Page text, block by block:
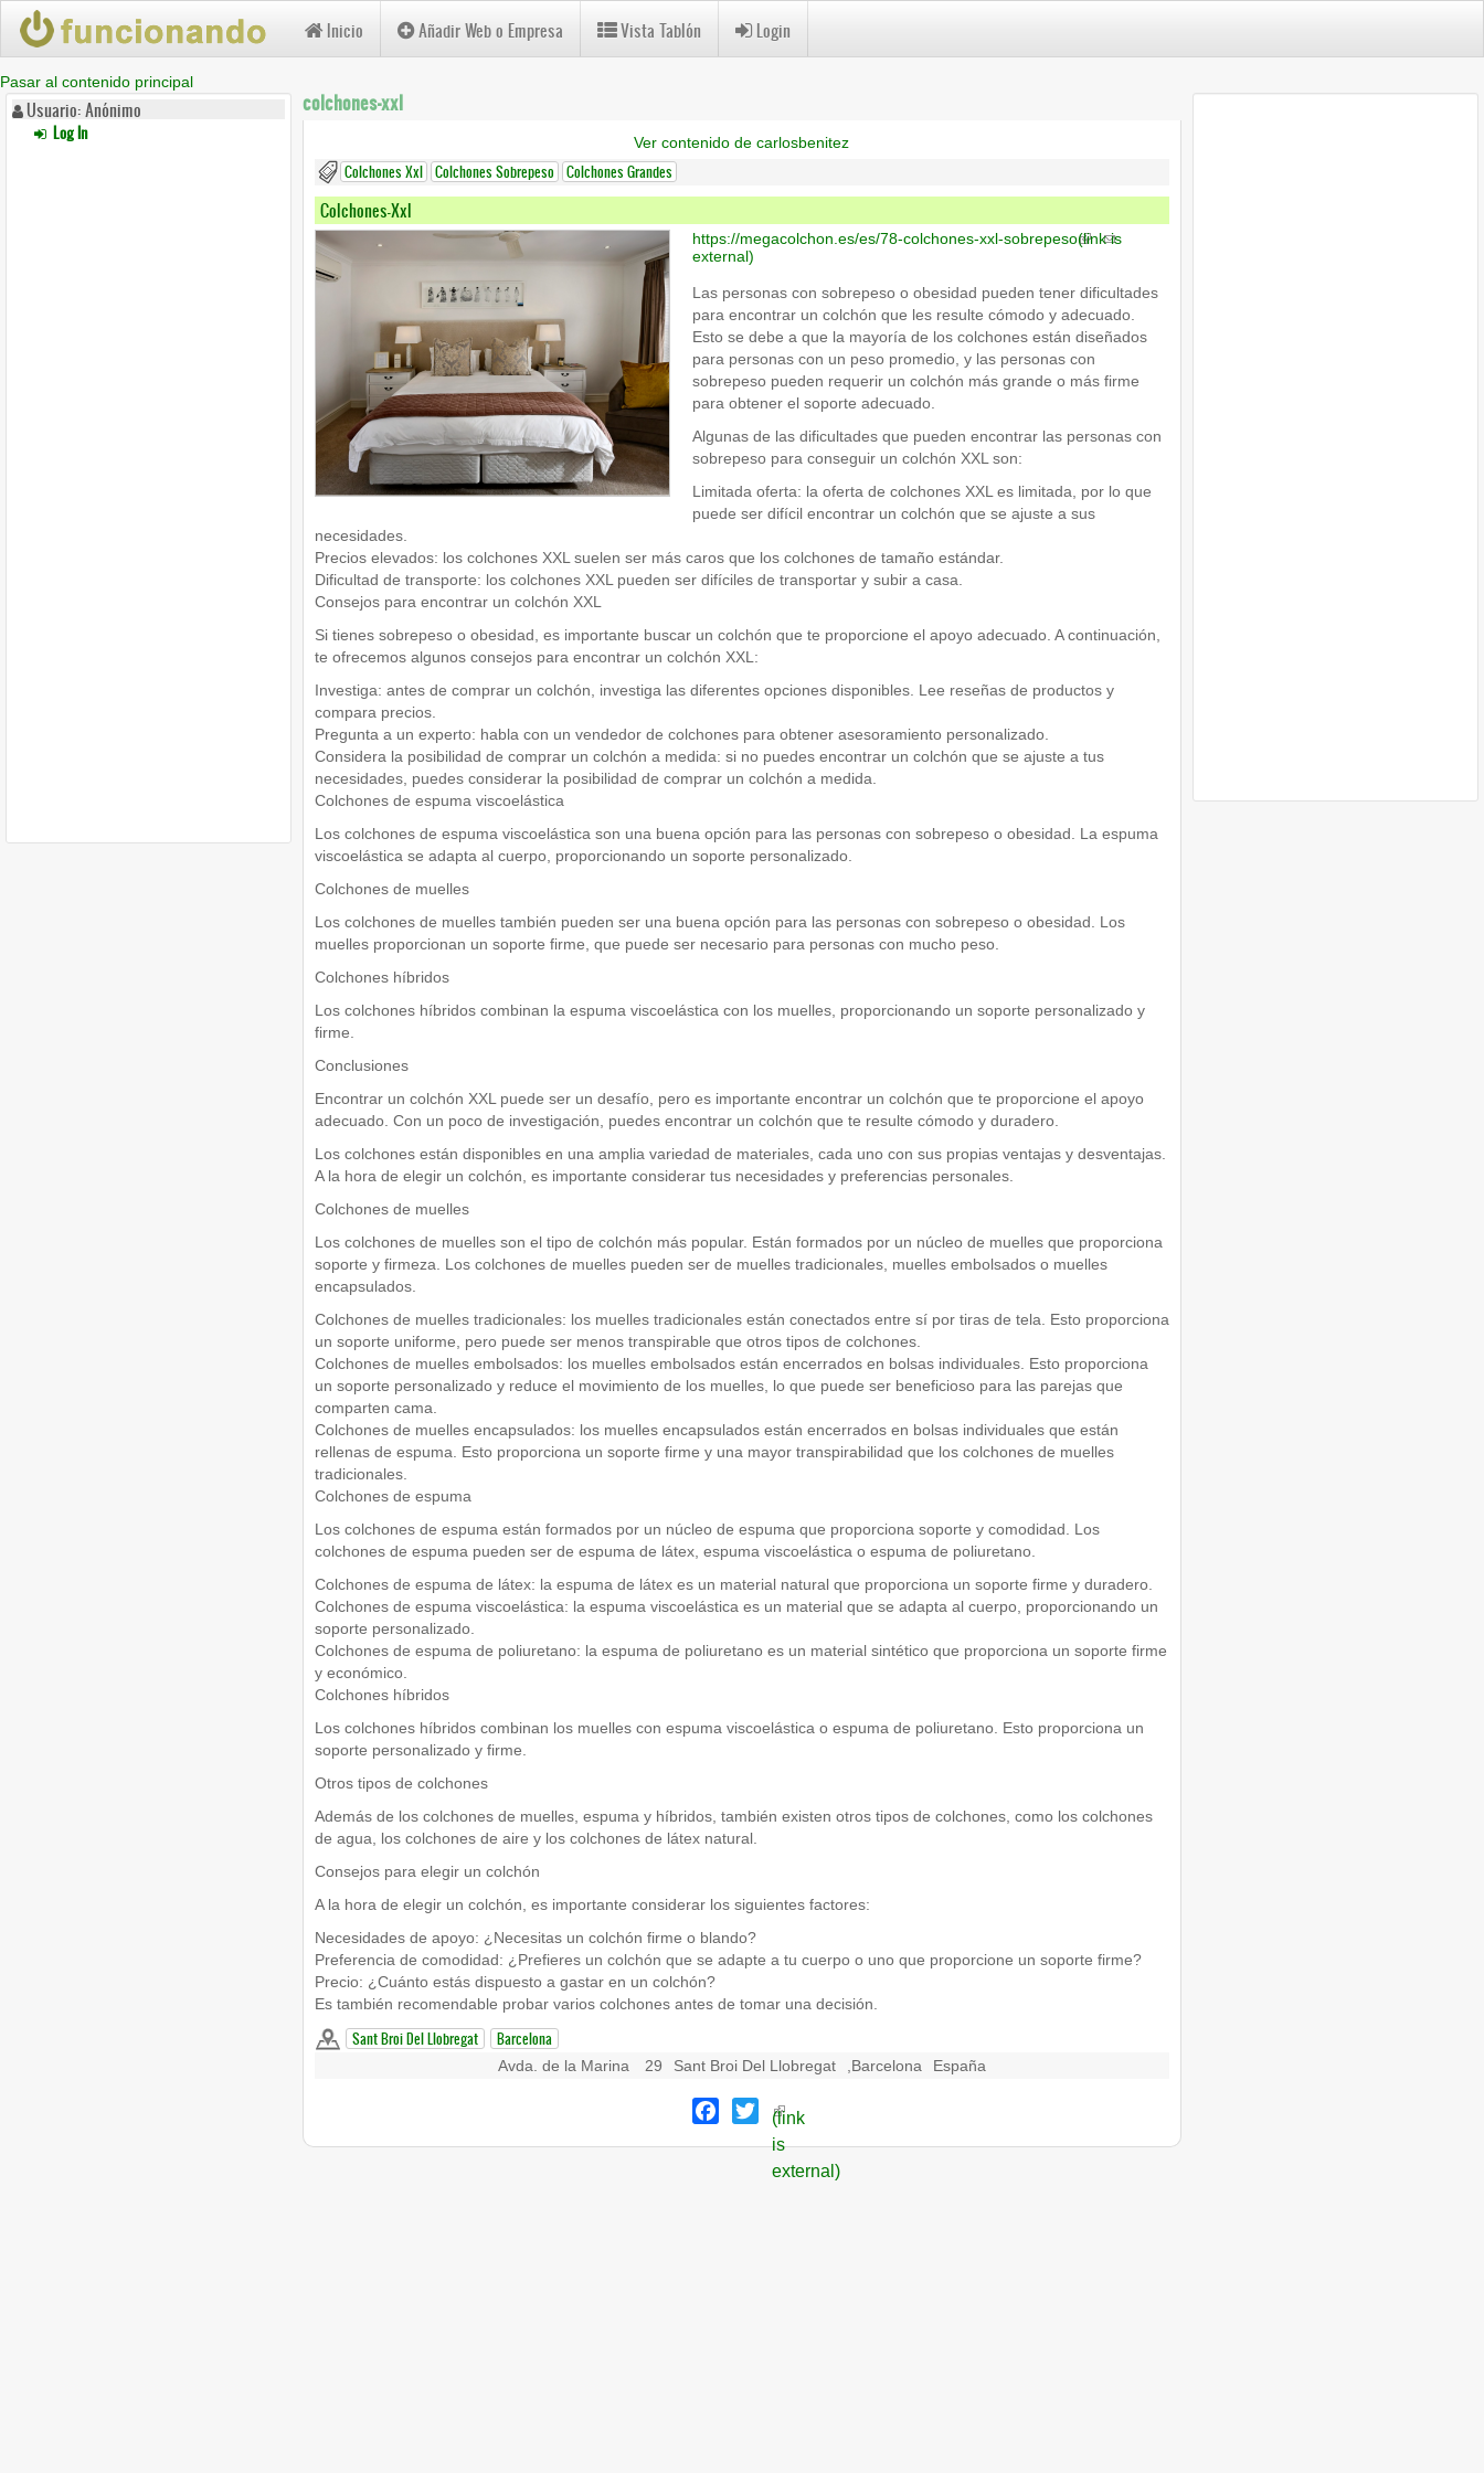
Pasar al contenido principal
Inicio Añadir Web o Empresa Vista Tablón Login
Usuario: Anónimo
Log In
colchones-xxl
Ver contenido de carlosbenitez
Colchones Xxl Colchones Sobrepeso Colchones Grandes
Colchones-Xxl
https://megacolchon.es/es/78-colchones-xxl-sobrepeso(link is
external)
Las personas con sobrepeso o obesidad pueden tener dificultades
para encontrar un colchón que les resulte cómodo y adecuado.
Esto se debe a que la mayoría de los colchones están diseñados
para personas con un peso promedio, y las personas con
sobrepeso pueden requerir un colchón más grande o más firme
para obtener el soporte adecuado.
Algunas de las dificultades que pueden encontrar las personas con
sobrepeso para conseguir un colchón XXL son:
Limitada oferta: la oferta de colchones XXL es limitada, por lo que
puede ser difícil encontrar un colchón que se ajuste a sus
necesidades.
Precios elevados: los colchones XXL suelen ser más caros que los colchones de tamaño estándar.
Dificultad de transporte: los colchones XXL pueden ser difíciles de transportar y subir a casa.
Consejos para encontrar un colchón XXL
Si tienes sobrepeso o obesidad, es importante buscar un colchón que te proporcione el apoyo adecuado. A continuación,
te ofrecemos algunos consejos para encontrar un colchón XXL:
Investiga: antes de comprar un colchón, investiga las diferentes opciones disponibles. Lee reseñas de productos y
compara precios.
Pregunta a un experto: habla con un vendedor de colchones para obtener asesoramiento personalizado.
Considera la posibilidad de comprar un colchón a medida: si no puedes encontrar un colchón que se ajuste a tus
necesidades, puedes considerar la posibilidad de comprar un colchón a medida.
Colchones de espuma viscoelástica
Los colchones de espuma viscoelástica son una buena opción para las personas con sobrepeso o obesidad. La espuma
viscoelástica se adapta al cuerpo, proporcionando un soporte personalizado.
Colchones de muelles
Los colchones de muelles también pueden ser una buena opción para las personas con sobrepeso o obesidad. Los
muelles proporcionan un soporte firme, que puede ser necesario para personas con mucho peso.
Colchones híbridos
Los colchones híbridos combinan la espuma viscoelástica con los muelles, proporcionando un soporte personalizado y
firme.
Conclusiones
Encontrar un colchón XXL puede ser un desafío, pero es importante encontrar un colchón que te proporcione el apoyo
adecuado. Con un poco de investigación, puedes encontrar un colchón que te resulte cómodo y duradero.
Los colchones están disponibles en una amplia variedad de materiales, cada uno con sus propias ventajas y desventajas.
A la hora de elegir un colchón, es importante considerar tus necesidades y preferencias personales.
Colchones de muelles
Los colchones de muelles son el tipo de colchón más popular. Están formados por un núcleo de muelles que proporciona
soporte y firmeza. Los colchones de muelles pueden ser de muelles tradicionales, muelles embolsados o muelles
encapsulados.
Colchones de muelles tradicionales: los muelles tradicionales están conectados entre sí por tiras de tela. Esto proporciona
un soporte uniforme, pero puede ser menos transpirable que otros tipos de colchones.
Colchones de muelles embolsados: los muelles embolsados están encerrados en bolsas individuales. Esto proporciona
un soporte personalizado y reduce el movimiento de los muelles, lo que puede ser beneficioso para las parejas que
comparten cama.
Colchones de muelles encapsulados: los muelles encapsulados están encerrados en bolsas individuales que están
rellenas de espuma. Esto proporciona un soporte firme y una mayor transpirabilidad que los colchones de muelles
tradicionales.
Colchones de espuma
Los colchones de espuma están formados por un núcleo de espuma que proporciona soporte y comodidad. Los
colchones de espuma pueden ser de espuma de látex, espuma viscoelástica o espuma de poliuretano.
Colchones de espuma de látex: la espuma de látex es un material natural que proporciona un soporte firme y duradero.
Colchones de espuma viscoelástica: la espuma viscoelástica es un material que se adapta al cuerpo, proporcionando un
soporte personalizado.
Colchones de espuma de poliuretano: la espuma de poliuretano es un material sintético que proporciona un soporte firme
y económico.
Colchones híbridos
Los colchones híbridos combinan los muelles con espuma viscoelástica o espuma de poliuretano. Esto proporciona un
soporte personalizado y firme.
Otros tipos de colchones
Además de los colchones de muelles, espuma y híbridos, también existen otros tipos de colchones, como los colchones
de agua, los colchones de aire y los colchones de látex natural.
Consejos para elegir un colchón
A la hora de elegir un colchón, es importante considerar los siguientes factores:
Necesidades de apoyo: ¿Necesitas un colchón firme o blando?
Preferencia de comodidad: ¿Prefieres un colchón que se adapte a tu cuerpo o uno que proporcione un soporte firme?
Precio: ¿Cuánto estás dispuesto a gastar en un colchón?
Es también recomendable probar varios colchones antes de tomar una decisión.
Sant Broi Del Llobregat Barcelona
Avda. de la Marina 29 Sant Broi Del Llobregat Barcelona España
Facebook
Twitter
(link
is
external)